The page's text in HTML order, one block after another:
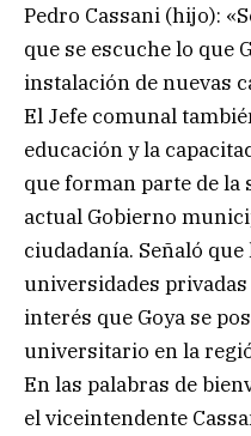
Pedro Cassani (hijo):
que se escuche lo que
instalación de nuevas
El Jefe comunal
educación y la
que forman parte de la
actual Gobierno
ciudadanía. Señaló
universidades
interés que Goya se
universitario en la
En las palabras de
el viceintendente